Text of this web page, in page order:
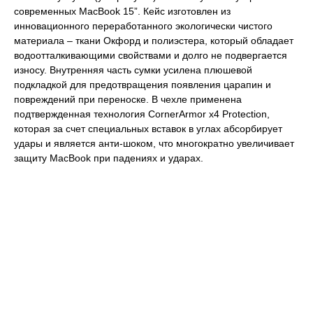
современных MacBook 15”. Кейс изготовлен из
инновационного переработанного экологически чистого
материала – ткани Окфорд и полиэстера, который обладает
водоотталкивающими свойствами и долго не подвергается
износу. Внутренняя часть сумки усилена плюшевой
подкладкой для предотвращения появления царапин и
повреждений при переноске. В чехле применена
подтвержденная технология CornerArmor x4 Protection,
которая за счет специальных вставок в углах абсорбирует
удары и является анти-шоком, что многократно увеличивает
защиту MacBook при падениях и ударах.